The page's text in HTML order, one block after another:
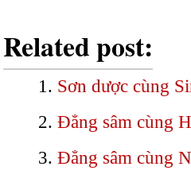
Related post:
Sơn dược cùng
Đẳng sâm cùng
Đẳng sâm cùng